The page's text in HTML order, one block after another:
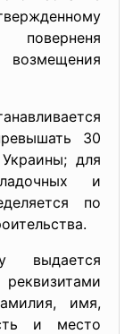
возмещения
30
для
и
по
выдается
имя,
и место